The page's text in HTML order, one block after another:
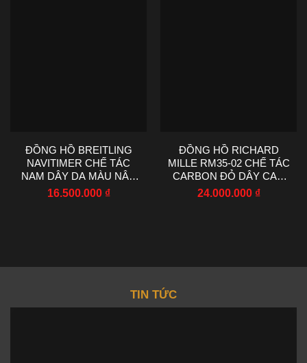
ĐỒNG HỒ BREITLING
NAVITIMER CHẾ TÁC
NAM DÂY DA MÀU NÂU
NHÀ MÁY EF 43MM
16.500.000 ₫
ĐỒNG HỒ RICHARD
MILLE RM35-02 CHẾ TÁC
CARBON ĐỎ DÂY CAO
SU NHÀ MÁY RM
24.000.000 ₫
TIN TỨC